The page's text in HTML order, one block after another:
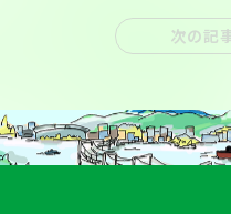
次の記